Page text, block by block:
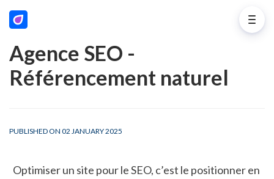
Agence SEO -
Référencement naturel
PUBLISHED ON 02 JANUARY 2025